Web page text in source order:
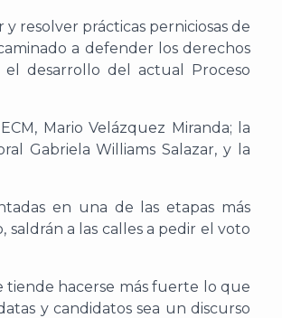
resolver prácticas perniciosas de
a defender los derechos
desarrollo del actual Proceso
Mario Velázquez Miranda; la
Gabriela Williams Salazar, y la
en una de las etapas más
a las calles a pedir el voto
tiende hacerse más fuerte lo que
y candidatos sea un discurso